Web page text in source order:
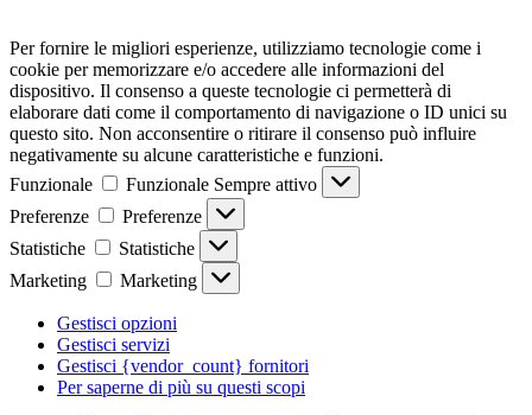
Per fornire le migliori esperienze, utilizziamo tecnologie come i
cookie per memorizzare e/o accedere alle informazioni del
dispositivo. Il consenso a queste tecnologie ci permetterà di
elaborare dati come il comportamento di navigazione o ID unici su
questo sito. Non acconsentire o ritirare il consenso può influire
negativamente su alcune caratteristiche e funzioni.
Funzionale
Funzionale Sempre attivo
Preferenze
Preferenze
Statistiche
Statistiche
Marketing
Marketing
Gestisci opzioni
Gestisci servizi
Gestisci {vendor_count} fornitori
Per saperne di più su questi scopi